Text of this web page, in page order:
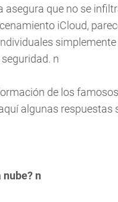
asegura que no se
iCloud,
n
de los
algunas
nube? n